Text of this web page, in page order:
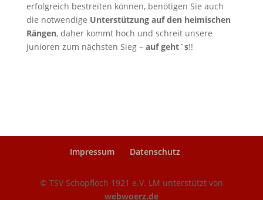
erfolgreich bestreiten können, benötigen Sie auch
die notwendige Unterstützung auf den heimischen
Rängen, daher kommt hoch und schreit unsere
Junioren zum nächsten Sieg – auf geht´s!!
Impressum Datenschutz
© TSV Schopfloch 1921 e.V. LM unterstützt von
webwoerz.de